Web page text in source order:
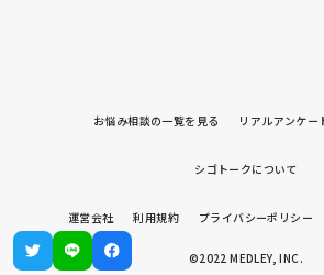
お悩み相談の一覧を見る リアルアンケー
シゴトークについて
運営会社 利用規約 プライバシーポリシー
©2022 MEDLEY, INC.